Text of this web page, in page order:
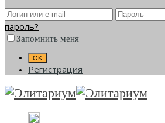
пароль?
Запомнить меня
Регистрация